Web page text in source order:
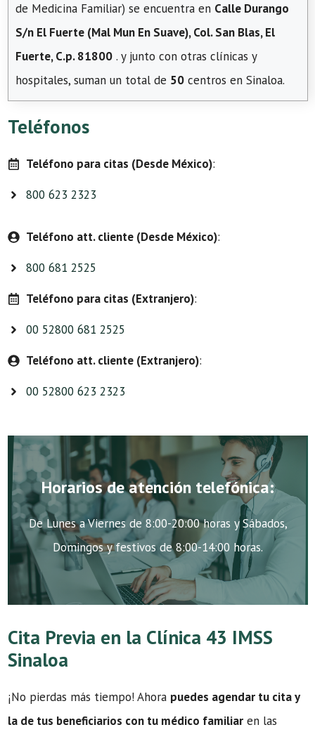
de Medicina Familiar) se encuentra en Calle Durango
S/n El Fuerte (Mal Mun En Suave), Col. San Blas, El
Fuerte, C.p. 81800 . y junto con otras clínicas y
hospitales, suman un total de 50 centros en Sinaloa.
Teléfonos
Teléfono para citas (Desde México):
800 623 2323
Teléfono att. cliente (Desde México):
800 681 2525
Teléfono para citas (Extranjero):
00 52800 681 2525
Teléfono att. cliente (Extranjero):
00 52800 623 2323
Horarios de atención telefónica:
De Lunes a Viernes de 8:00-20:00 horas y Sábados,
Domingos y festivos de 8:00-14:00 horas.
Cita Previa en la Clínica 43 IMSS
Sinaloa
¡No pierdas más tiempo! Ahora puedes agendar tu cita y
la de tus beneficiarios con tu médico familiar en las